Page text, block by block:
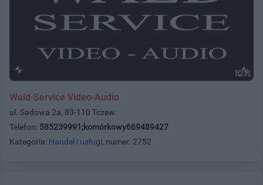
Wald-Service Video-Audio
ul. Sadowa 2a, 83-110 Tczew
Telefon: 585239991;komórkowy669489427
Kategoria: Handel i usługi, numer: 2752